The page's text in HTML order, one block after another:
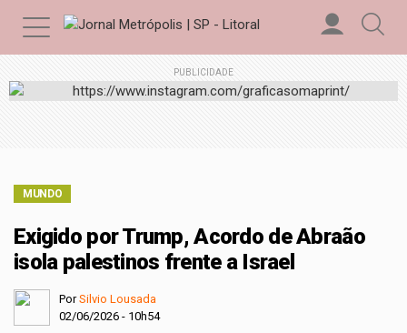
PUBLICIDADE
MUNDO
Exigido por Trump, Acordo de Abraão
isola palestinos frente a Israel
PorSilvio Lousada
02/06/2026 - 10h54